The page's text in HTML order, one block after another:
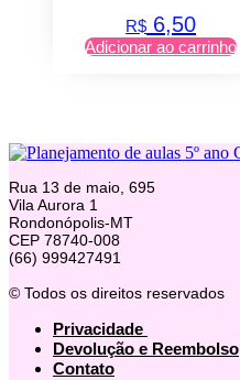
R$ 6,50
Adicionar ao carrinho
Rua 13 de maio, 695
Vila Aurora 1
Rondonópolis-MT
CEP 78740-008
(66) 999427491
© Todos os direitos reservados
Privacidade
Devolução e Reembolso
Contato